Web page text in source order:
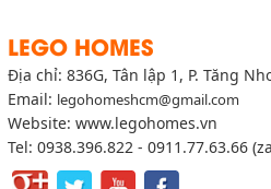
LEGO HOMES
Địa chỉ: 836G, Tân lập 1, P. Tăng
Email: legohomeshcm@gmail.com
Website: www.legohomes.vn
Tel: 0938.396.822 - 0911.77.63.66